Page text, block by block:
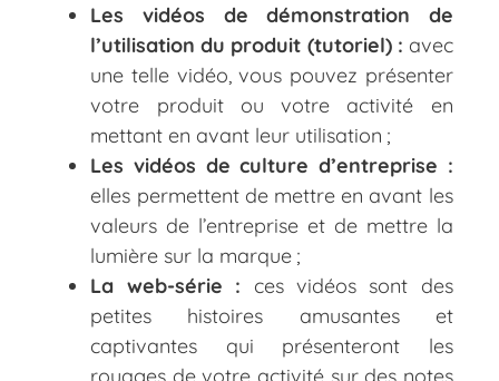
Les vidéos de démonstration de
l’utilisation du produit (tutoriel) : avec
une telle vidéo, vous pouvez présenter
votre produit ou votre activité en
mettant en avant leur utilisation ;
Les vidéos de culture d’entreprise :
elles permettent de mettre en avant les
valeurs de l’entreprise et de mettre la
lumière sur la marque ;
La web-série : ces vidéos sont des
petites histoires amusantes et
captivantes qui présenteront les
rouages de votre activité sur des notes